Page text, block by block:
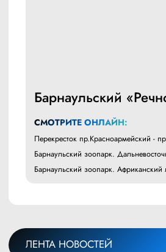
Барнаульский
СМОТРИТЕ ОНЛАЙН:
Перекресток пр.Красноармейский -
Барнаульский зоопарк.
Барнаульский зоопарк. Африканский
ЛЕНТА НОВОСТЕЙ